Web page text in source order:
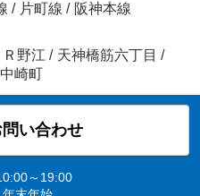
/ 片町線 / 阪神本線
Ｒ野江 / 天神橋筋六丁目 /
中崎町
い合わせ
～19:00